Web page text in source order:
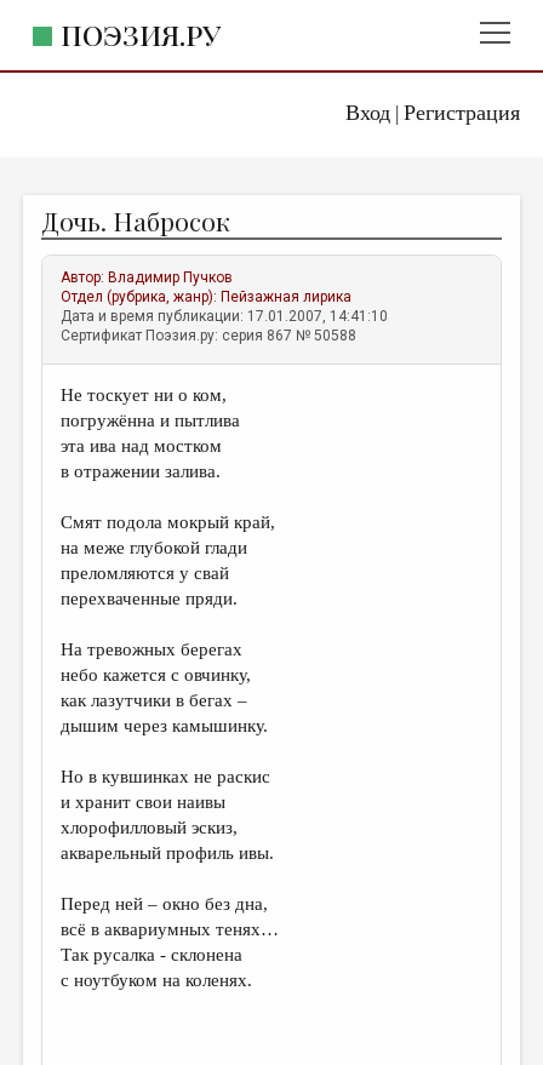
Вход| Регистрация
ПОЭЗИЯ.РУ
ЖАНРЫ
АВТОРЫ
КОММЕНТАРИИ
ЛИТСАЛОН
НОВОСТИ
ПРАВИЛА САЙТА
ИЗБРАННОЕ
ДАЙДЖЕСТ
ПЕРЕВОДЫ
КОНКУРСЫ
КНИЖНАЯ ПОЛКА
ОБЗОР ЛИТЕРАТУРЫ
ОБЪЯВЛЕНИЯ
КОЛОНКА РЕДАКТОРА
Дочь. Набросок
Автор: Владимир Пучков
Отдел (рубрика, жанр): Пейзажная лирика
Дата и время публикации: 17.01.2007, 14:41:10
Сертификат Поэзия.ру: серия 867 № 50588
Не тоскует ни о ком,
погружённа и пытлива
эта ива над мостком
в отражении залива.
Смят подола мокрый край,
на меже глубокой глади
преломляются у свай
перехваченные пряди.
На тревожных берегах
небо кажется с овчинку,
как лазутчики в бегах –
дышим через камышинку.
Но в кувшинках не раскис
и хранит свои наивы
хлорофилловый эскиз,
акварельный профиль ивы.
Перед ней – окно без дна,
всё в аквариумных тенях…
Так русалка - склонена
с ноутбуком на коленях.